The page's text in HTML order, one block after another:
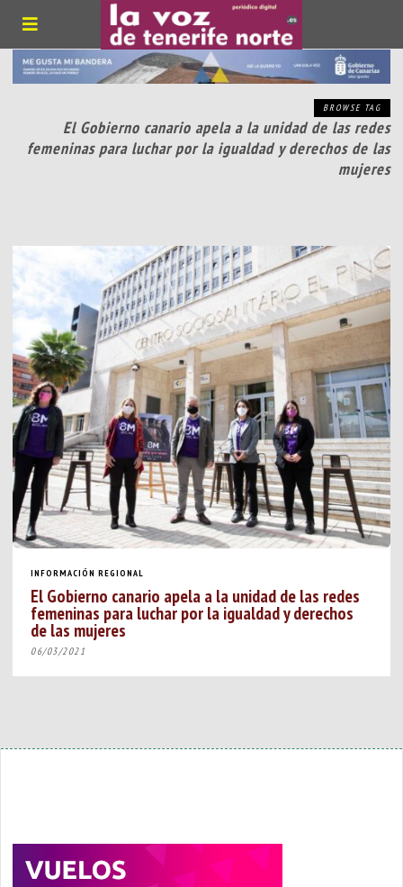
BROWSE TAG
El Gobierno canario apela a la unidad de las redes
femeninas para luchar por la igualdad y derechos de las
mujeres
INFORMACIÓN REGIONAL
El Gobierno canario apela a la unidad de las redes
femeninas para luchar por la igualdad y derechos
de las mujeres
06/03/2021